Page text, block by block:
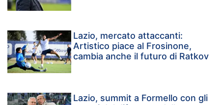
Lazio, mercato attaccanti:
Artistico piace al Frosinone,
cambia anche il futuro di Ratkov
Lazio, summit a Formello con gli